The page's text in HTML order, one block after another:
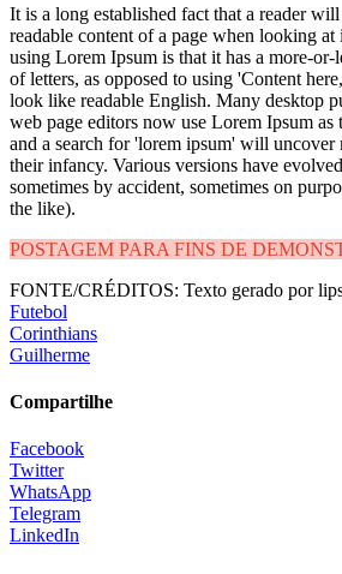
It is a long established fact that a reader
readable content of a page when looking
using Lorem Ipsum is that it has a more-or-
of letters, as opposed to using 'Content
look like readable English. Many desktop
web page editors now use Lorem Ipsum as
and a search for 'lorem ipsum' will uncover
their infancy. Various versions have
sometimes by accident, sometimes on
the like).
POSTAGEM PARA FINS DE
FONTE/CRÉDITOS: Texto gerado por
Futebol
Corinthians
Guilherme
Compartilhe
Facebook
Twitter
WhatsApp
Telegram
LinkedIn